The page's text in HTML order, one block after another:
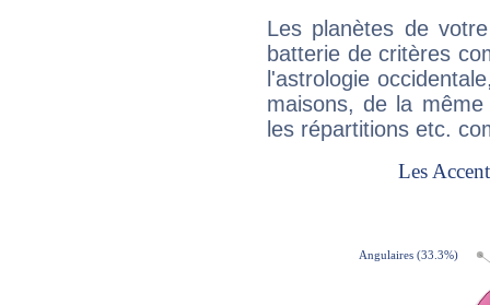
Les planètes de
batterie de critères
l'astrologie
maisons, de la
les répartitions etc.